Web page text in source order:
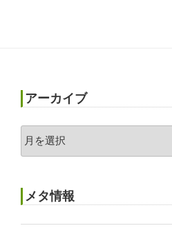
アーカイブ
ー
ブ
メタ情報